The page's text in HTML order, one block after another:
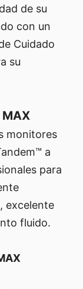
de su
con un
Cuidado
su
monitores
a
para
excelente
fluido.